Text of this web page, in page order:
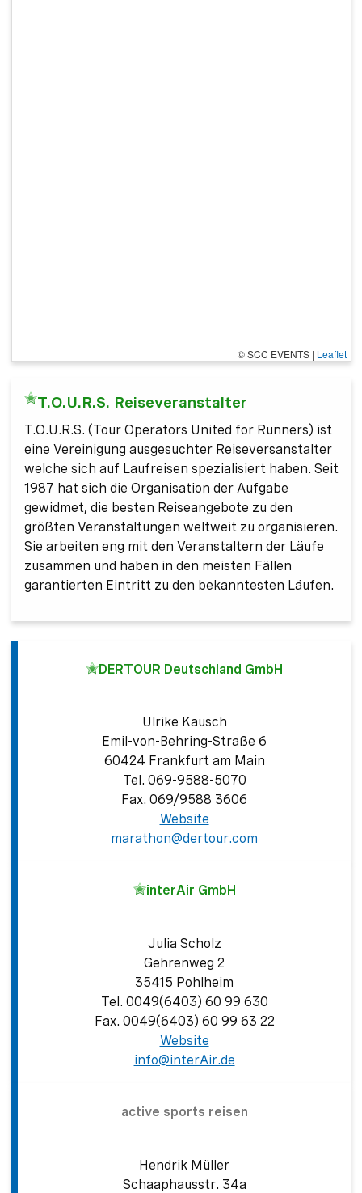
© SCC EVENTS | Leaflet
T.O.U.R.S. Reiseveranstalter
T.O.U.R.S. (Tour Operators United for Runners) ist
eine Vereinigung ausgesuchter Reiseversanstalter
welche sich auf Laufreisen spezialisiert haben. Seit
1987 hat sich die Organisation der Aufgabe
gewidmet, die besten Reiseangebote zu den
größten Veranstaltungen weltweit zu organisieren.
Sie arbeiten eng mit den Veranstaltern der Läufe
zusammen und haben in den meisten Fällen
garantierten Eintritt zu den bekanntesten Läufen.
DERTOUR Deutschland GmbH
Ulrike Kausch
Emil-von-Behring-Straße 6
60424 Frankfurt am Main
Tel. 069-9588-5070
Fax. 069/9588 3606
Website
marathon@dertour.com
Zeige Vorderseite
interAir GmbH
Julia Scholz
Gehrenweg 2
35415 Pohlheim
Tel. 0049(6403) 60 99 630
Fax. 0049(6403) 60 99 63 22
Website
info@interAir.de
Zeige Vorderseite
active sports reisen
Hendrik Müller
Schaaphausstr. 34a